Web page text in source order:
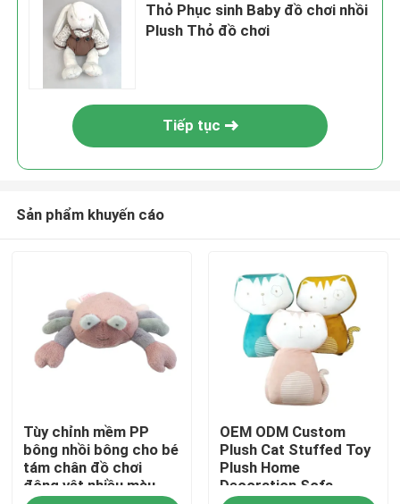
Thỏ Phục sinh Baby đồ chơi nhồi
Plush Thỏ đồ chơi
Tiếp tục
Sản phẩm khuyến cáo
Tùy chỉnh mềm PP
bông nhồi bông cho bé
tám chân đồ chơi
động vật nhiều màu
OEM ODM Custom
Plush Cat Stuffed Toy
Plush Home
Decoration Sofa